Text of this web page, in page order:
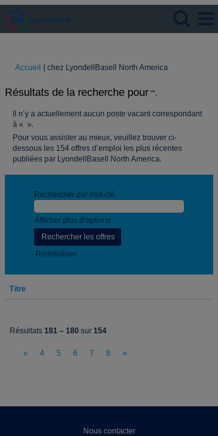
Accueil chez LyondellBasell North America
Résultats de la recherche pour "".
Il n’y a actuellement aucun poste vacant correspondant
à « ».
Pour vous assister au mieux, veuillez trouver ci-
dessous les 154 offres d’emploi les plus récentes
publiées par LyondellBasell North America.
Rechercher par mot-clé
Afficher plus d’options
Réinitialiser
Titre
Résultats 181 – 180 sur 154
« 4 5 6 7 8 »
Nous contacter